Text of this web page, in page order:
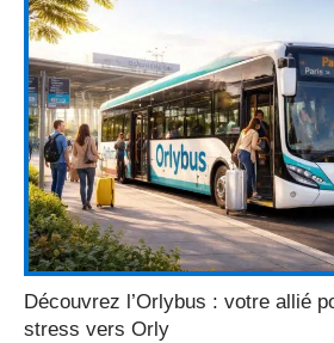
Découvrez l’Orlybus : votre allié
stress vers Orly